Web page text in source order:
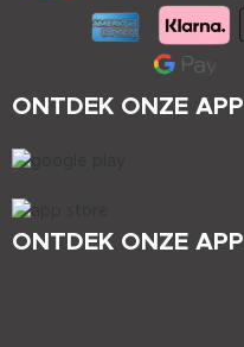
ONTDEK ONZE APP
ONTDEK ONZE APP